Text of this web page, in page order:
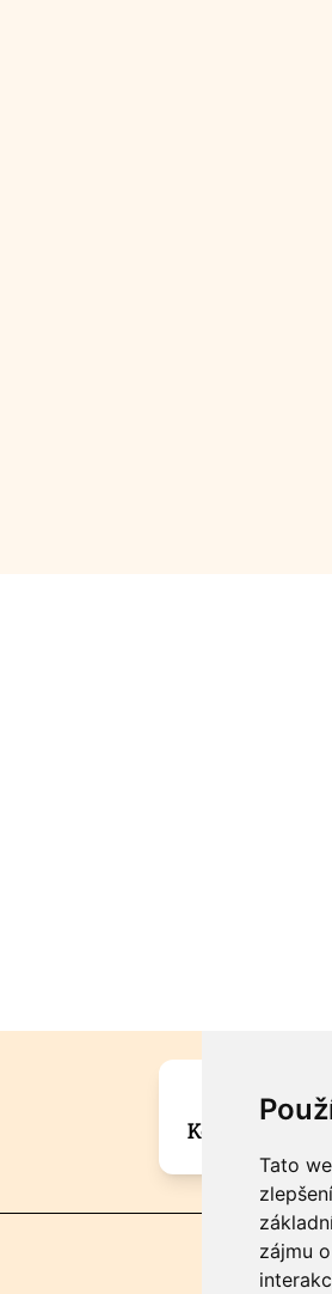
Tato
zájmu
Máte
Kontaktujte